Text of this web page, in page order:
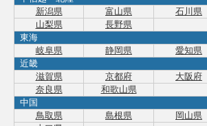
新潟県
富山県 石川県
山梨県
長野県
東海
岐阜県
静岡県 愛知県
近畿
滋賀県
京都府 大阪府
奈良県
和歌山県
中国
鳥取県
島根県 岡山県